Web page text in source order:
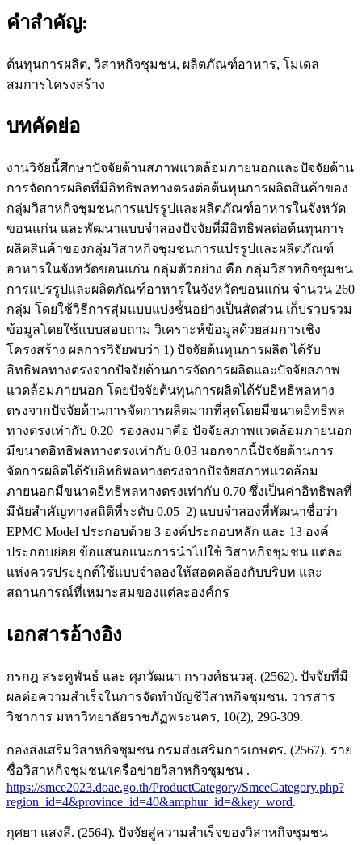
คำสำคัญ:
ต้นทุนการผลิต, วิสาหกิจชุมชน, ผลิตภัณฑ์อาหาร, โมเดล
สมการโครงสร้าง
บทคัดย่อ
งานวิจัยนี้ศึกษาปัจจัยด้านสภาพแวดล้อมภายนอกและปัจจัยด้าน
การจัดการผลิตที่มีอิทธิพลทางตรงต่อต้นทุนการผลิตสินค้าของ
กลุ่มวิสาหกิจชุมชนการแปรรูปและผลิตภัณฑ์อาหารในจังหวัด
ขอนแก่น และพัฒนาแบบจำลองปัจจัยที่มีอิทธิพลต่อต้นทุนการ
ผลิตสินค้าของกลุ่มวิสาหกิจชุมชนการแปรรูปและผลิตภัณฑ์
อาหารในจังหวัดขอนแก่น กลุ่มตัวอย่าง คือ กลุ่มวิสาหกิจชุมชน
การแปรรูปและผลิตภัณฑ์อาหารในจังหวัดขอนแก่น จำนวน 260
กลุ่ม โดยใช้วิธีการสุ่มแบบแบ่งชั้นอย่างเป็นสัดส่วน เก็บรวบรวม
ข้อมูลโดยใช้แบบสอบถาม วิเคราะห์ข้อมูลด้วยสมการเชิง
โครงสร้าง ผลการวิจัยพบว่า 1) ปัจจัยต้นทุนการผลิต ได้รับ
อิทธิพลทางตรงจากปัจจัยด้านการจัดการผลิตและปัจจัยสภาพ
แวดล้อมภายนอก โดยปัจจัยต้นทุนการผลิตได้รับอิทธิพลทาง
ตรงจากปัจจัยด้านการจัดการผลิตมากที่สุดโดยมีขนาดอิทธิพล
ทางตรงเท่ากับ 0.20 รองลงมาคือ ปัจจัยสภาพแวดล้อมภายนอก
มีขนาดอิทธิพลทางตรงเท่ากับ 0.03 นอกจากนี้ปัจจัยด้านการ
จัดการผลิตได้รับอิทธิพลทางตรงจากปัจจัยสภาพแวดล้อม
ภายนอกมีขนาดอิทธิพลทางตรงเท่ากับ 0.70 ซึ่งเป็นค่าอิทธิพลที่
มีนัยสำคัญทางสถิติที่ระดับ 0.05 2) แบบจำลองที่พัฒนาชื่อว่า
EPMC Model ประกอบด้วย 3 องค์ประกอบหลัก และ 13 องค์
ประกอบย่อย ข้อแสนอแนะการนำไปใช้ วิสาหกิจชุมชน แต่ละ
แห่งควรประยุกต์ใช้แบบจำลองให้สอดคล้องกับบริบท และ
สถานการณ์ที่เหมาะสมของแต่ละองค์กร
เอกสารอ้างอิง
กรกฎ สระคูพันธ์ และ ศุภวัฒนา กรวงศ์ธนวสุ. (2562). ปัจจัยที่มี
ผลต่อความสำเร็จในการจัดทำบัญชีวิสาหกิจชุมชน. วารสาร
วิชาการ มหาวิทยาลัยราชภัฏพระนคร, 10(2), 296-309.
กองส่งเสริมวิสาหกิจชุมชน กรมส่งเสริมการเกษตร. (2567). ราย
ชื่อวิสาหกิจชุมชน/เครือข่ายวิสาหกิจชุมชน .
https://smce2023.doae.go.th/ProductCategory/SmceCategory.php?
region_id=4&province_id=40&amphur_id=&key_word.
กุศยา แสงสี. (2564). ปัจจัยสู่ความสำเร็จของวิสาหกิจชุมชน